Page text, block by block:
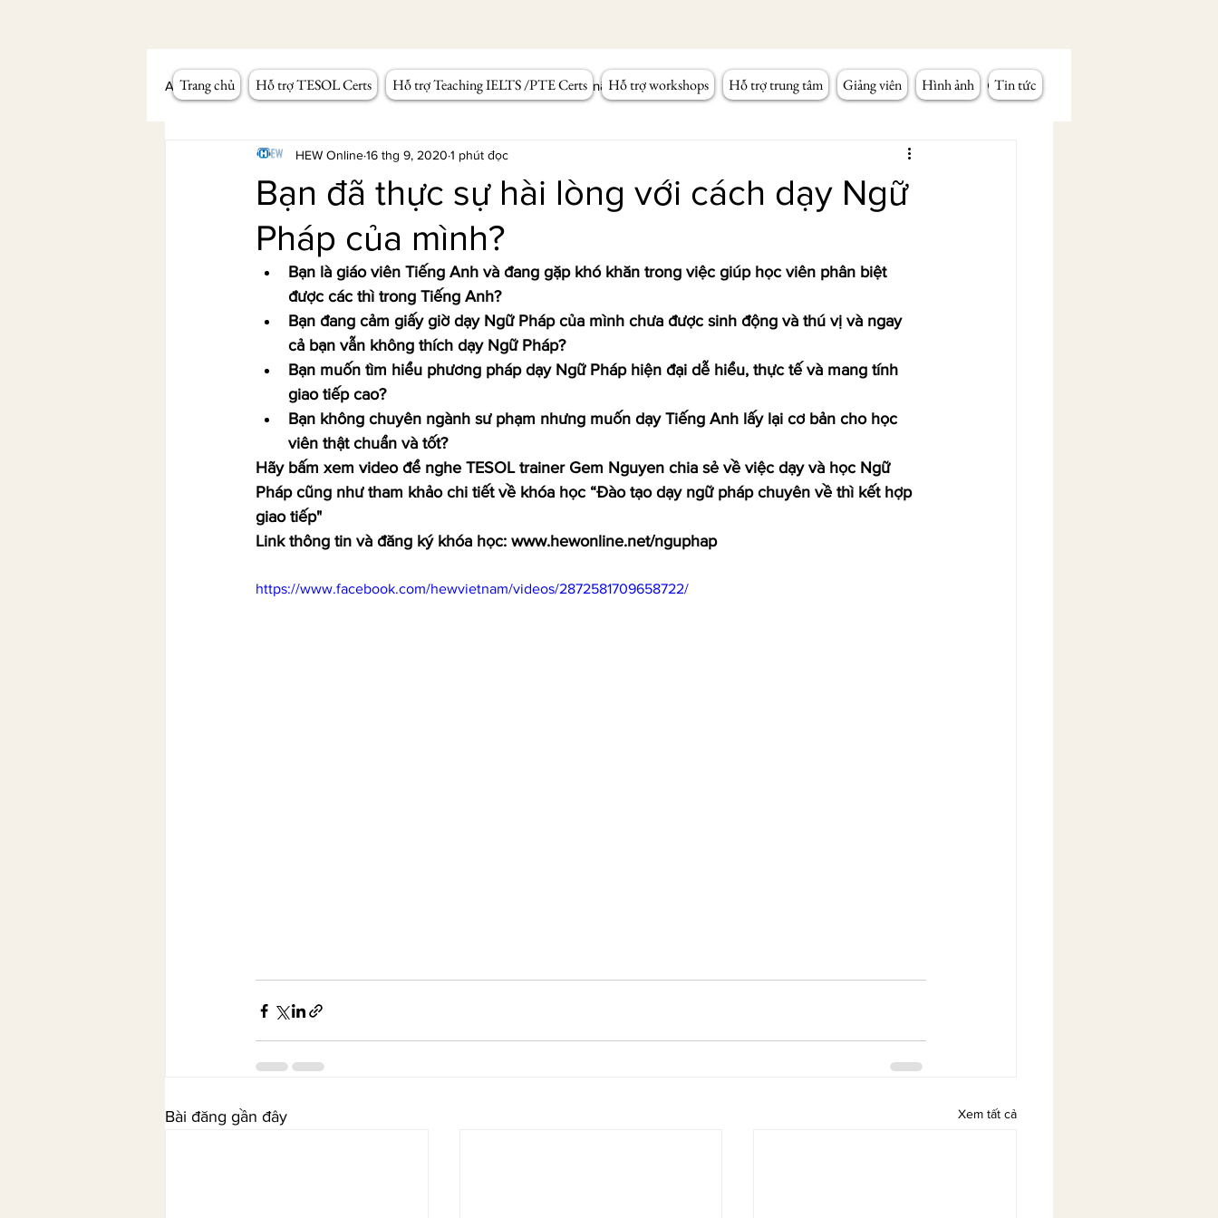
Trang chủ Hỗ trợ TESOL Certs Hỗ trợ Teaching IELTS /PTE Certs Hỗ trợ workshops Hỗ trợ trung tâm Giảng viên Hình ảnh Tin tức
All Posts Workshop giảng dạy Workshop Tiếng Anh Kỹ năng giảng dạy
Bạn đã thực sự hài lòng với cách dạy Ngữ
Pháp của mình?
HEW Online16 thg 9, 2020 1 phút đọc
Bạn là giáo viên Tiếng Anh và đang gặp khó khăn trong việc giúp học viên phân biệt
được các thì trong Tiếng Anh?
Bạn đang cảm giấy giờ dạy Ngữ Pháp của mình chưa được sinh động và thú vị và ngay
cả bạn vẫn không thích dạy Ngữ Pháp?
Bạn muốn tìm hiểu phương pháp dạy Ngữ Pháp hiện đại dễ hiểu, thực tế và mang tính
giao tiếp cao?
Bạn không chuyên ngành sư phạm nhưng muốn dạy Tiếng Anh lấy lại cơ bản cho học
viên thật chuẩn và tốt?
Hãy bấm xem video để nghe TESOL trainer Gem Nguyen chia sẻ về việc dạy và học Ngữ
Pháp cũng như tham khảo chi tiết về khóa học “Đào tạo dạy ngữ pháp chuyên về thì kết hợp
giao tiếp"
Link thông tin và đăng ký khóa học: www.hewonline.net/nguphap
https://www.facebook.com/hewvietnam/videos/2872581709658722/
Bài đăng gần đây Xem tất cả